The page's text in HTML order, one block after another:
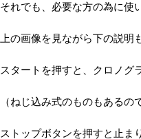
それでも、必要な方の為に使
上の画像を見ながら下の説明
スタートを押すと、クロノグ
（ねじ込み式のものもあるの
ストップボタンを押すと止ま